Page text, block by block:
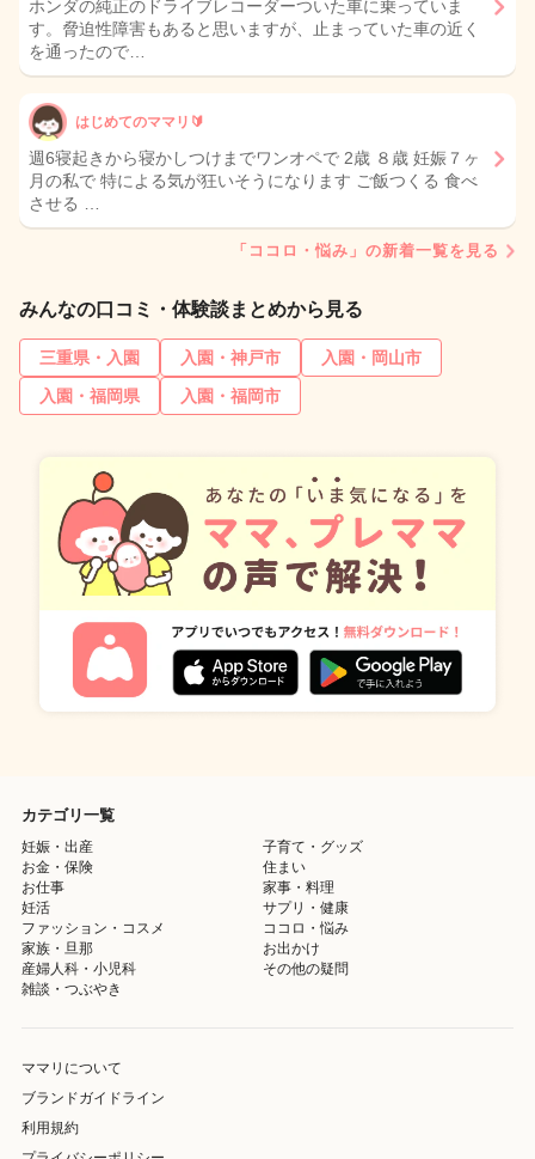
ホンダの純正のドライブレコーダーついた車に乗っていま
す。脅迫性障害もあると思いますが、止まっていた車の近く
を通ったので…
はじめてのママリ🔰
週6寝起きから寝かしつけまでワンオペで 2歳 ８歳 妊娠７ヶ
月の私で 特による気が狂いそうになります ご飯つくる 食べ
させる …
「ココロ・悩み」の新着一覧を見る
みんなの口コミ・体験談まとめから見る
三重県・入園 入園・神戸市
入園・岡山市
入園・福岡県
入園・福岡市
カテゴリ一覧
妊娠・出産
子育て・グッズ
お金・保険
住まい
お仕事
家事・料理
妊活
サプリ・健康
ファッション・コスメ
ココロ・悩み
家族・旦那
お出かけ
産婦人科・小児科
その他の疑問
雑談・つぶやき
ママリについて
ブランドガイドライン
利用規約